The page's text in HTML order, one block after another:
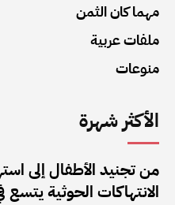
مهما كان الثمن
ملفات عربية
منوعات
الأكثر شهرة
من تجنيد الأطفال إلى
الانتهاكات الحوثية يتسع